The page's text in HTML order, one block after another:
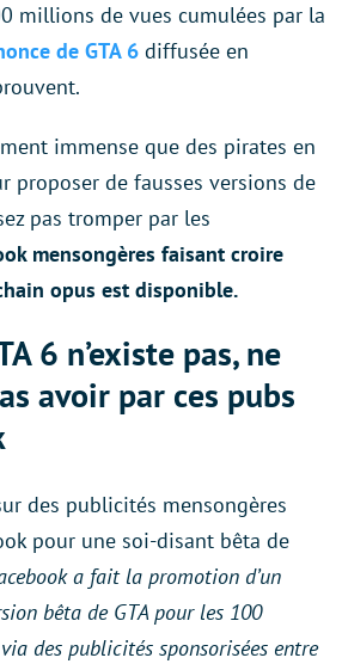
millions de vues cumulées par la
de GTA 6 diffusée en
immense que des pirates en
proposer de fausses versions de
pas tromper par les
mensongères faisant croire
opus est disponible.
6 n’existe pas, ne
avoir par ces pubs
des publicités mensongères
pour une soi-disant bêta de
a fait la promotion d’un
bêta de GTA pour les 100
des publicités sponsorisées entre